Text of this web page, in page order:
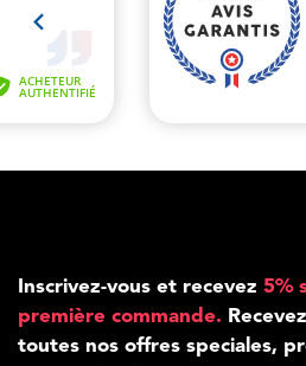
Inscrivez-vous et recevez 5%
première commande.
toutes nos offres speciales,